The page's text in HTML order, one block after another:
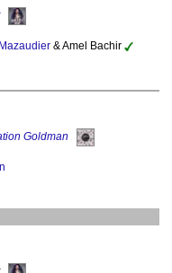
& Amel Bachir
Goldman